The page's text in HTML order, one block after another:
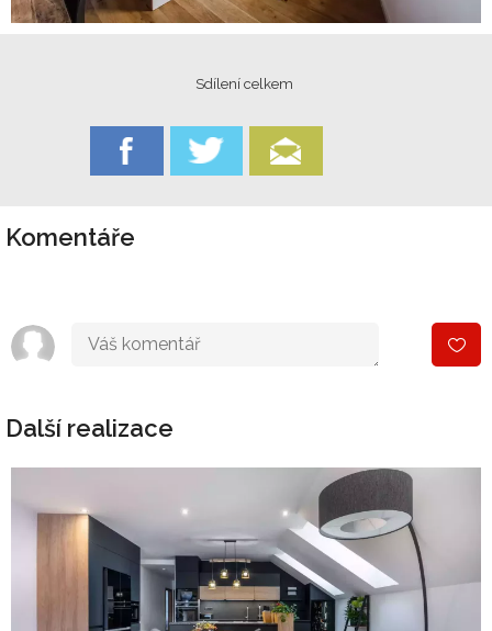
Sdílení celkem
Komentáře
Další realizace